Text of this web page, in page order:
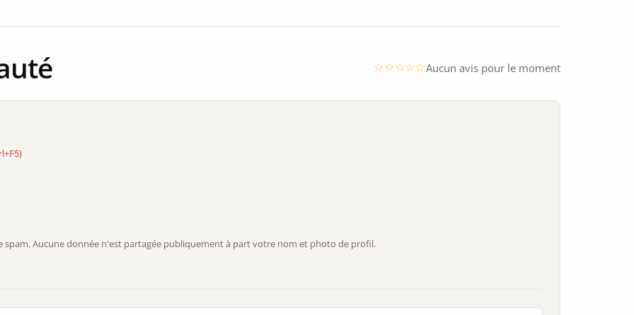
Aucun avis pour le moment
Aucune donnée n'est partagée publiquement à part votre nom et photo de profil.